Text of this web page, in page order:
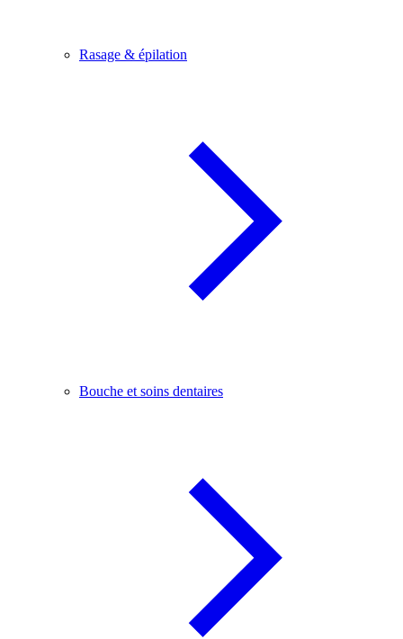
Rasage & épilation
Bouche et soins dentaires